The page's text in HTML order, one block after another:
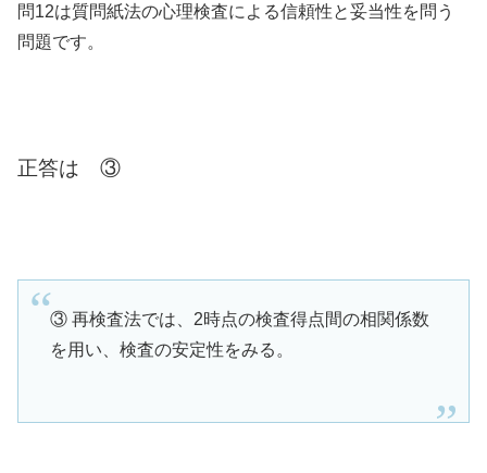
問12は質問紙法の心理検査による信頼性と妥当性を問う
問題です。
正答は ③
③ 再検査法では、2時点の検査得点間の相関係数
を用い、検査の安定性をみる。